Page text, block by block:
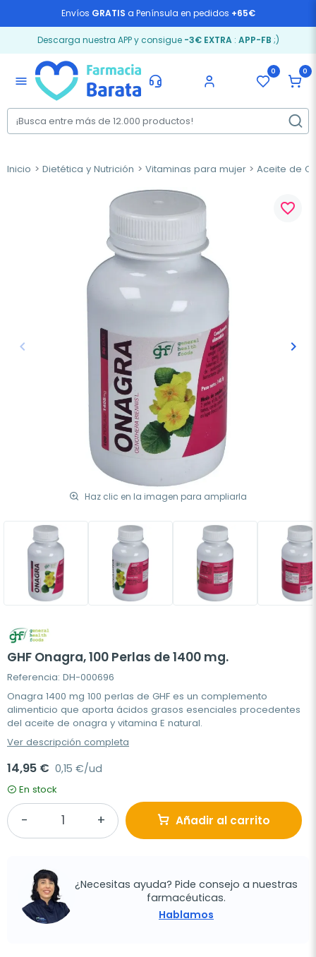
Envíos GRATIS a Península en pedidos +65€
Descarga nuestra APP y consigue -3€ EXTRA: APP-FB ;)
menu
0 0
Inicio Dietética y Nutrición Vitaminas para mujer Aceite de
Anterior
keyboard_arrow_left keyboard_arrow_right
Haz clic en la imagen para ampliarla
favorite_border
GHF Onagra, 100 Perlas de 1400 mg.
Referencia: DH-000696
Onagra 1400 mg 100 perlas de GHF es un complemento
alimenticio que aporta ácidos grasos esenciales procedentes
del aceite de onagra y vitamina E natural.
Ver descripción completa
14,95 € 0,15 €/ud
En stock
Añadir al carrito
¿Necesitas ayuda? Pide consejo a nuestras
farmacéuticas.
Hablamos